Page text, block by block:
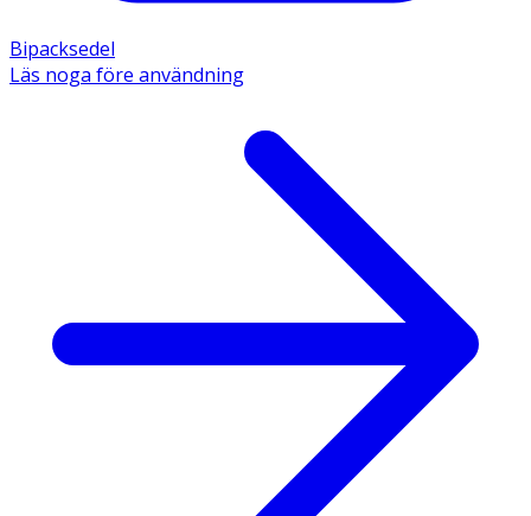
Bipacksedel
Läs noga före användning